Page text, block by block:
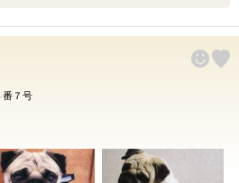
番７号